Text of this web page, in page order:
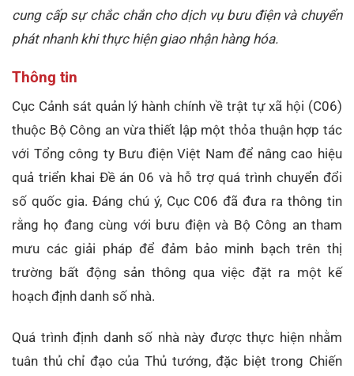
cung cấp sự chắc chắn cho dịch vụ bưu điện và chuyển
phát nhanh khi thực hiện giao nhận hàng hóa.
Thông tin
Cục Cảnh sát quản lý hành chính về trật tự xã hội (C06)
thuộc Bộ Công an vừa thiết lập một thỏa thuận hợp tác
với Tổng công ty Bưu điện Việt Nam để nâng cao hiệu
quả triển khai Đề án 06 và hỗ trợ quá trình chuyển đổi
số quốc gia. Đáng chú ý, Cục C06 đã đưa ra thông tin
rằng họ đang cùng với bưu điện và Bộ Công an tham
mưu các giải pháp để đảm bảo minh bạch trên thị
trường bất động sản thông qua việc đặt ra một kế
hoạch định danh số nhà.
Quá trình định danh số nhà này được thực hiện nhằm
tuân thủ chỉ đạo của Thủ tướng, đặc biệt trong Chiến